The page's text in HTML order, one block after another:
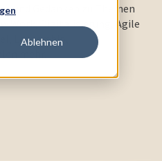
Ablehnen
und Gedanken zu Themen
Work, Digitalisierung, Agile
Leadership,
mehr.